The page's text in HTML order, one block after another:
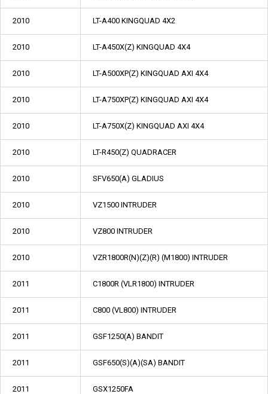
2010 LT-A400 KINGQUAD 4X2
2010 LT-A450X(Z) KINGQUAD 4X4
2010 LT-A500XP(Z) KINGQUAD AXI 4X4
2010 LT-A750XP(Z) KINGQUAD AXI 4X4
2010 LT-A750X(Z) KINGQUAD AXI 4X4
2010 LT-R450(Z) QUADRACER
2010 SFV650(A) GLADIUS
2010 VZ1500 INTRUDER
2010 VZ800 INTRUDER
2010 VZR1800R(N)(Z)(R) (M1800) INTRUDER
2011 C1800R (VLR1800) INTRUDER
2011 C800 (VL800) INTRUDER
2011 GSF1250(A) BANDIT
2011 GSF650(S)(A)(SA) BANDIT
2011 GSX1250FA